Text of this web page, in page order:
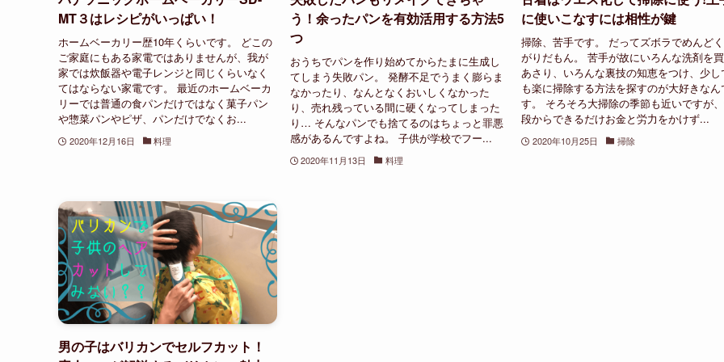
MT３はレシピがいっぱい！
ホームベーカリー歴10年くらいです。 どこの
ご家庭にもある家電ではありませんが、我が
家では炊飯器や電子レンジと同じくらいなく
てはならない家電です。 最近のホームベーカ
リーでは普通の食パンだけではなく菓子パン
や惣菜パンやピザ、パンだけでなくお...
2020年12月16日 料理
う！余ったパンを有効活用する方法5
つ
おうちでパンを作り始めてからたまに生成し
てしまう失敗パン。 発酵不足でうまく膨らま
なかったり、なんとなくおいしくなかった
り、売れ残っている間に硬くなってしまった
り… そんなパンでも捨てるのはちょっと罪悪
感があるんですよね。 子供が学校でフー...
2020年11月13日 料理
に使いこなすには相性が鍵
掃除、苦手です。 だってズボラでめんど
がりだもん。 苦手が故にいろんな洗剤を
あさり、いろんな裏技の知恵をつけ、少し
も楽に掃除する方法を探すのが大好きなん
す。 そろそろ大掃除の季節も近いですが
段からできるだけお金と労力をかけず...
2020年10月25日 掃除
男の子はバリカンでセルフカット！